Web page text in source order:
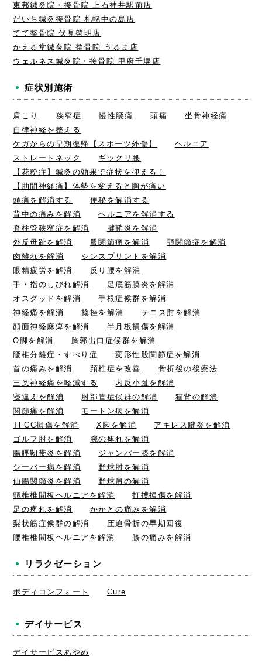
東邦鍼灸院・接骨院 上石神井駅前店
だいち鍼灸接骨院 札幌中の島店
てて整骨院 伏見啓明店
かえる堂鍼灸院 整骨院 うるま店
ウェルネス鍼灸院・接骨院 甲府千塚店
症状別施術
肩こり 狭窄症 慢性腰痛 頭痛
坐骨神経痛
自律神経を整える
ケガからの早期復帰【スポーツ外傷】
ヘルニア
ストレートネック
ギックリ腰
【花粉症】鍼灸の効果で症状を抑える！
【肋間神経痛】体勢を変えると胸が痛い
頭痛を解消する
便秘を解消する
背中の痛みを解消
ヘルニアを解消する
脊柱管狭窄症を解消
腱鞘炎を解消
外反母趾を解消
股関節痛を解消
顎関節症を解消
肉離れを解消
シンスプリントを解消
眼精疲労を解消
反り腰を解消
手・指のしびれ解消
足底筋膜炎を解消
オスグッドを解消
手根症候群を解消
神経痛を解消
捻挫を解消
テニス肘を解消
顔面神経麻痺を解消
半月板損傷を解消
O脚を解消
胸郭出口症候群を解消
腰椎分離症・すべり症
変形性股関節症を解消
首の痛みを解消
頚椎症を改善
骨折後の後療法
三叉神経痛を軽減する
内反小趾を解消
寝違えを解消
肘部管症候群の解消
猫背の解消
関節痛を解消
モートン病を解消
TFCC損傷を解消
X脚を解消
アキレス腱炎を解消
ゴルフ肘を解消
腕の痺れを解消
腸脛靭帯炎を解消
ジャンパー膝を解消
シーバー病を解消
野球肘を解消
仙腸関節炎を解消
野球肩の解消
頸椎椎間板ヘルニアを解消
打撲損傷を解消
足の痺れを解消
かかとの痛みを解消
梨状筋症候群の解消
圧迫骨折の早期回復
腰椎椎間板ヘルニアを解消
膝の痛みを解消
リラクゼーション
ボディコンフォート Cure
デイサービス
デイサービスあやめ